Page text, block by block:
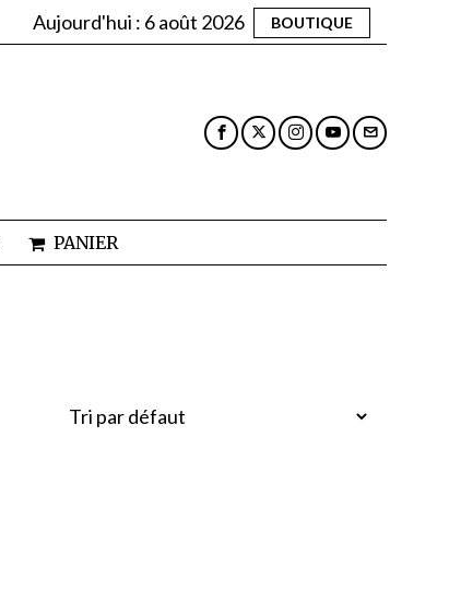
Aujourd'hui : 6 août 2026 BOUTIQUE
PANIER